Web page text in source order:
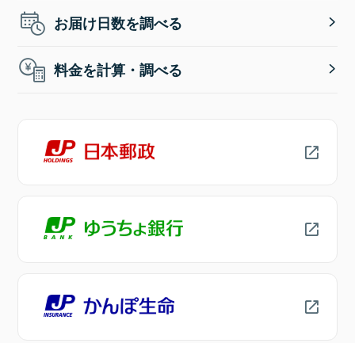
お届け日数を調べる
料金を計算・調べる